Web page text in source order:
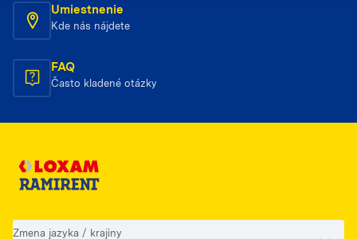
Umiestnenie
Kde nás nájdete
FAQ
Často kladené otázky
Zmena jazyka / krajiny